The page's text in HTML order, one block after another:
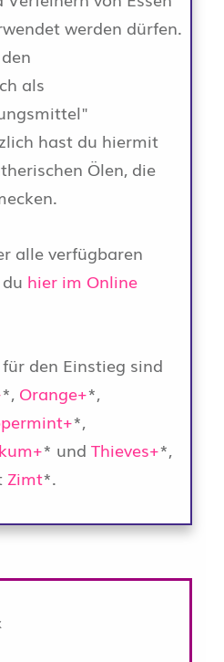
werden dürfen.
als
hast du hiermit
Ölen, die
alle verfügbaren
hier im Online
den Einstieg sind
*, Orange+*,
*,
* und Thieves+*,
Zimt*.